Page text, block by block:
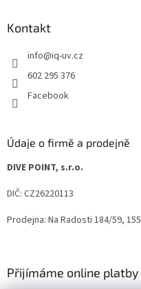
Kontakt
info@iq-uv.cz
602 295 376
Facebook
Údaje o firmě a prodejně
DIVE POINT, s.r.o.
DIČ: CZ26220113
Prodejna: Na Radosti 184/59,
Přijímáme online platby